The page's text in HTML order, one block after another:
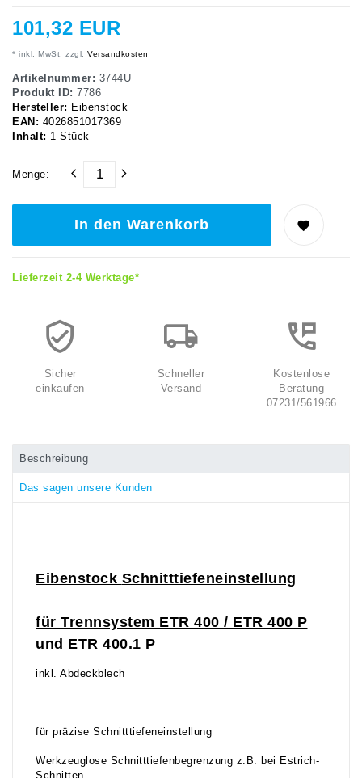
101,32 EUR
* inkl. MwSt. zzgl. Versandkosten
Artikelnummer: 3744U
Produkt ID: 7786
Hersteller: Eibenstock
EAN: 4026851017369
Inhalt: 1 Stück
Menge:
In den Warenkorb
Lieferzeit 2-4 Werktage*
Sicher
einkaufen
Schneller
Versand
Kostenlose
Beratung
07231/561966
Beschreibung
Das sagen unsere Kunden
Eibenstock Schnitttiefeneinstellung
für Trennsystem ETR 400 / ETR 400 P
und ETR 400.1 P
inkl. Abdeckblech
für präzise Schnitttiefeneinstellung
Werkzeuglose Schnitttiefenbegrenzung z.B. bei Estrich-